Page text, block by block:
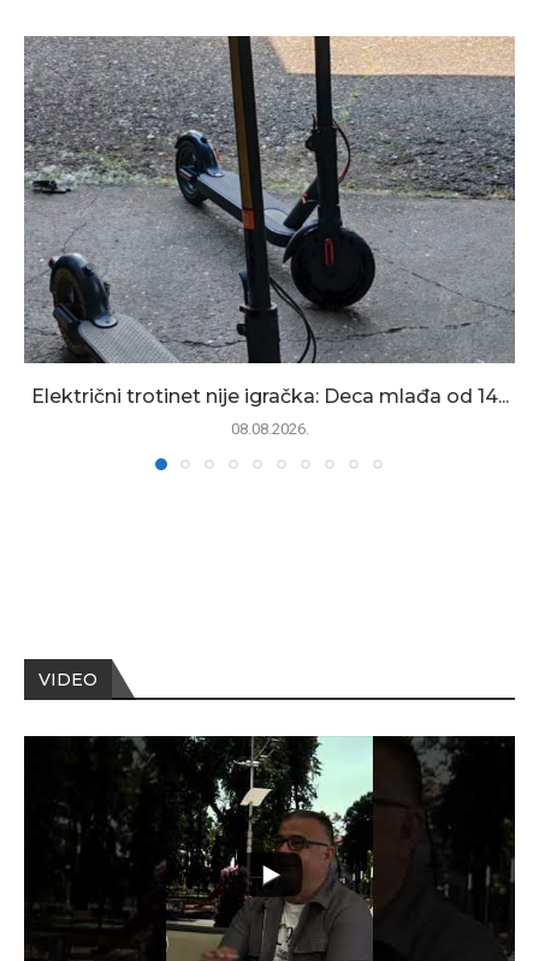
Električni trotinet nije igračka: Deca mlađa od 14...
08.08.2026.
VIDEO